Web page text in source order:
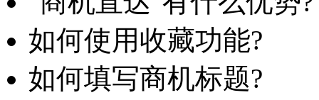
如何使用收藏功能?
如何填写商机标题?